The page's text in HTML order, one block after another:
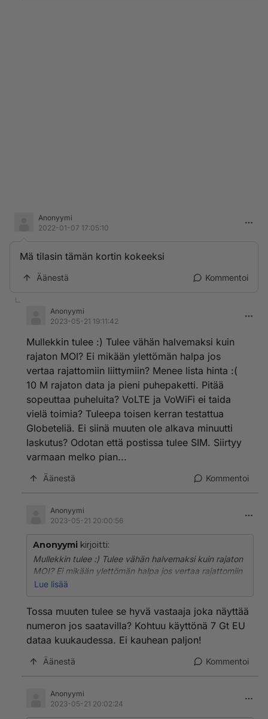
Anonyymi
2022-01-07 17:05:10
Mä tilasin tämän kortin kokeeksi
Äänestä Kommentoi
Anonyymi
2023-05-21 19:11:42
Mullekkin tulee :) Tulee vähän halvemaksi kuin
rajaton MOI? Ei mikään ylettömän halpa jos
vertaa rajattomiin liittymiin? Menee lista hinta :(
10 M rajaton data ja pieni puhepaketti. Pitää
sopeuttaa puheluita? VoLTE ja VoWiFi ei taida
vielä toimia? Tuleepa toisen kerran testattua
Globeteliä. Ei siinä muuten ole alkava minuutti
laskutus? Odotan että postissa tulee SIM. Siirtyy
varmaan melko pian...
Äänestä Kommentoi
Anonyymi
2023-05-21 20:00:56
Anonyymi kirjoitti:
Mullekkin tulee :) Tulee vähän halvemaksi kuin rajaton
MOI? Ei mikään ylettömän halpa jos vertaa rajattomiin
liittymiin? Menee lista hinta :( 10 M rajaton data ja pieni
VoWiFi ei taida vielä toimia? Tuleepa toisen kerran
testattua Globeteliä. Ei siinä muuten ole alkava
minuutti laskutus? Odotan että postissa tulee SIM.
Siirtyy varmaan melko pian...
Lue lisää
Tossa muuten tulee se hyvä vastaaja joka näyttää
numeron jos saatavilla? Kohtuu käyttönä 7 Gt EU
dataa kuukaudessa. Ei kauhean paljon!
Äänestä Kommentoi
Anonyymi
2023-05-21 20:02:24